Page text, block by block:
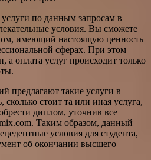
по данным запросам в
условия. Вы сможете
имеющий настоящую ценность
сферах. При этом
а оплата услуг происходит только
предлагают такие услуги в
стоит та или иная услуга,
диплом, уточнив все
Таким образом, данный
условия для студента,
об окончании высшего